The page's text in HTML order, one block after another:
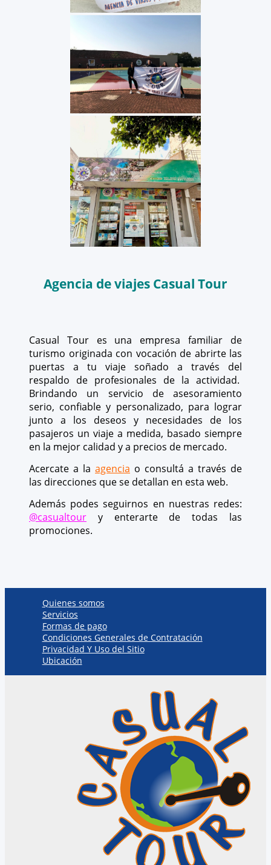
Agencia de viajes Casual Tour
Casual Tour es una empresa familiar de
turismo originada con vocación de abrirte las
puertas a tu viaje soñado a través del
respaldo de profesionales de la actividad.
Brindando un servicio de asesoramiento
serio, confiable y personalizado, para lograr
junto a los deseos y necesidades de los
pasajeros un viaje a medida, basado siempre
en la mejor calidad y a precios de mercado.
Acercate a la agencia o consultá a través de
las direcciones que se detallan en esta web.
Además podes seguirnos en nuestras redes:
@casualtour
y enterarte de todas las
promociones.
Quienes somos
Servicios
Formas de pago
Condiciones Generales de Contratación
Privacidad Y Uso del Sitio
Ubicación